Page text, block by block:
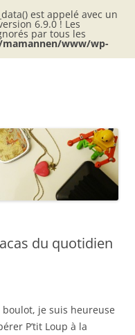
est appelé avec un
6.9.0 ! Les
par tous les
www/wp-
du quotidien
boulot, je suis heureuse
P’tit Loup à la